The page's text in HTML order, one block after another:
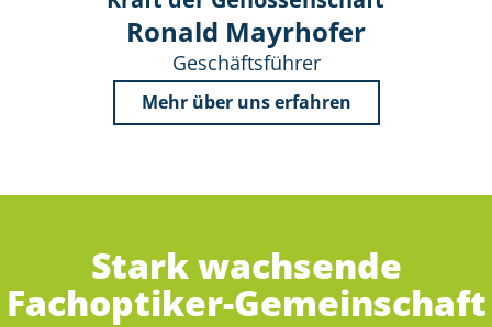
Ronald Mayrhofer
Geschäftsführer
Mehr über uns erfahren
Stark wachsende
Fachoptiker-Gemeinschaft